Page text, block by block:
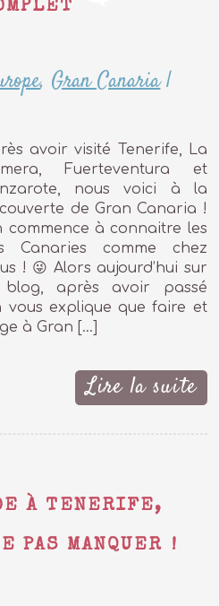
, Gran Canaria|
avoir visité Tenerife, La
Fuerteventura et
nous voici à la
de Gran Canaria !
commence à connaitre les
Canaries comme chez
! 😜 Alors aujourd’hui sur
après avoir passé
vous explique que faire et
à Gran […]
Lire la suite
À TENERIFE,
PAS MANQUER !